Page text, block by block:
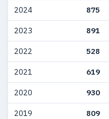
2024 875
2023 891
2022 528
2021 619
2020 930
2019 809